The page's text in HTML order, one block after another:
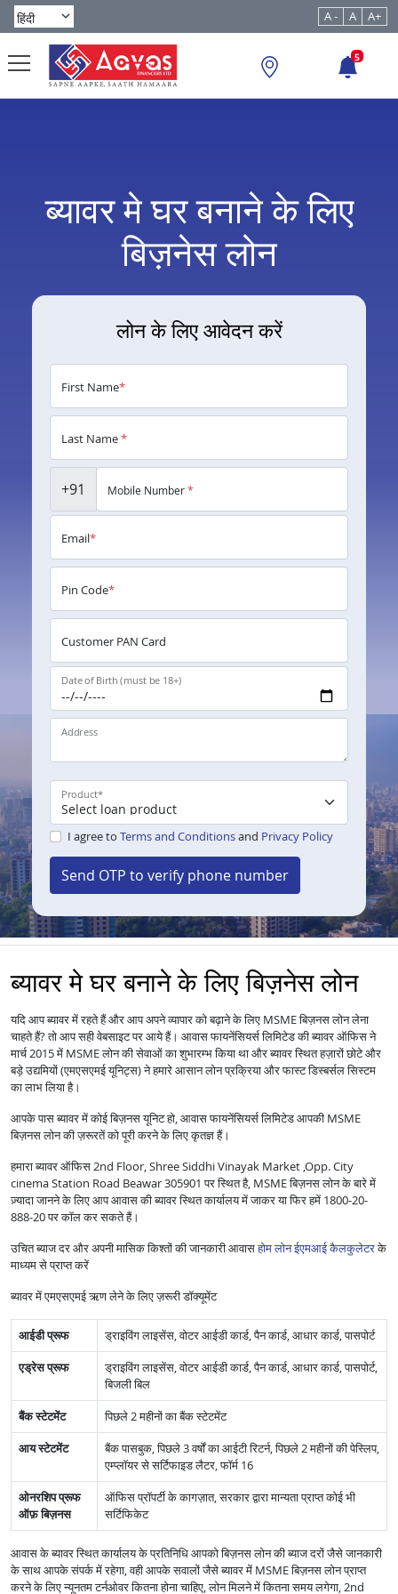
A - A A+
5
ब्यावर मे घर बनाने के लिए
बिज़नेस लोन
लोन के लिए आवेदन करें
First Name*
Last Name*
+91 Mobile Number*
Email*
Pin Code*
Customer PAN Card
Date of Birth (must be 18+)
Address
Product*
I agree to Terms and Conditionsand Privacy Policy
Send OTP to verify phone number
ब्यावर मे घर बनाने के लिए बिज़नेस लोन
यदि आप ब्यावर में रहते हैं और आप अपने व्यापार को बढ़ाने के लिए MSME बिज़नस लोन लेना
चाहते हैं? तो आप सही वेबसाइट पर आये हैं। आवास फायनेंसियर्स लिमिटेड की ब्यावर ऑफिस ने
मार्च 2015 में MSME लोन की सेवाओं का शुभारम्भ किया था और ब्यावर स्थित हज़ारों छोटे और
बड़े उद्यमियों (एमएसएमई यूनिट्स) ने हमारे आसान लोन प्रक्रिया और फास्ट डिस्बर्सल सिस्टम
का लाभ लिया है।
आपके पास ब्यावर में कोई बिज़नस यूनिट हो, आवास फायनेंसियर्स लिमिटेड आपकी MSME
बिज़नस लोन की ज़रूरतें को पूरी करने के लिए कृतज्ञ हैं।
हमारा ब्यावर ऑफिस 2nd Floor, Shree Siddhi Vinayak Market ,Opp. City
cinema Station Road Beawar 305901 पर स्थित है, MSME बिज़नस लोन के बारे में
ज़्यादा जानने के लिए आप आवास की ब्यावर स्थित कार्यालय में जाकर या फिर हमें 1800-20-
888-20 पर कॉल कर सकते हैं।
उचित ब्याज दर और अपनी मासिक किश्तों की जानकारी आवासहोम लोन ईएमआई कैलकुलेटरके
माध्यम से प्राप्त करें
ब्यावर में एमएसएमई ऋण लेने के लिए ज़रूरी डॉक्यूमेंट
आईडी प्रूफ
ड्राइविंग लाइसेंस, वोटर आईडी कार्ड, पैन कार्ड, आधार कार्ड, पासपोर्ट
एड्रेस प्रूफ
ड्राइविंग लाइसेंस, वोटर आईडी कार्ड, पैन कार्ड, आधार कार्ड, पासपोर्ट,
बिजली बिल
बैंक स्टेटमेंट
पिछले 2 महीनों का बैंक स्टेटमेंट
आय स्टेटमेंट
बैंक पासबुक, पिछले 3 वर्षों का आईटी रिटर्न, पिछले 2 महीनों की पेस्लिप,
एम्प्लॉयर से सर्टिफाइड लैटर, फॉर्म 16
ओनरशिप प्रूफ
ऑफ़ बिज़नस
ऑफिस प्रॉपर्टी के कागज़ात, सरकार द्वारा मान्यता प्राप्त कोई भी
सर्टिफिकेट
आवास के ब्यावर स्थित कार्यालय के प्रतिनिधि आपको बिज़नस लोन की ब्याज दरों जैसे जानकारी
के साथ आपके संपर्क में रहेगा, वही आपके सवालों जैसे ब्यावर में MSME बिज़नस लोन प्राप्त
करने के लिए न्यूनतम टर्नओवर कितना होना चाहिए, लोन मिलने में कितना समय लगेगा, 2nd